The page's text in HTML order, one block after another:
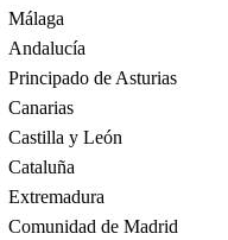
Málaga
Andalucía
Principado de Asturias
Canarias
Castilla y León
Cataluña
Extremadura
Comunidad de Madrid